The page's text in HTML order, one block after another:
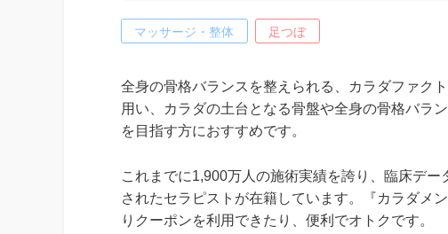
マッサージ・整体 足つぼ
全身の骨格バランスを整えられる、カラダファク
用い、カラダの土台となる骨盤や全身の骨格バラ
を目指す方におすすめです。
これまでに1,900万人の施術実績を誇り、臨床デ
されたセラピストが在籍しています。『カラダメ
りクーポンを利用できたり、便利でオトクです。